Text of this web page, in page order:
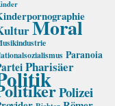
Moral
Paranoia
Pharisäer
Polizei